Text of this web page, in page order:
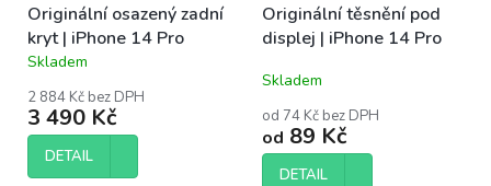
Originální osazený zadní
kryt | iPhone 14 Pro
Průměrné
produktu
je
5,0
Skladem
2 884 Kč bez DPH
3 490 Kč
DETAIL
Originální těsnění pod
displej | iPhone 14 Pro
Skladem
od 74 Kč bez DPH
od 89 Kč
DETAIL